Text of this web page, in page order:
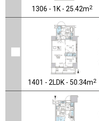
1306 - 1K - 25.42m2
1401 - 2LDK - 50.34m2